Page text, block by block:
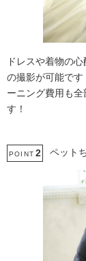
ドレスや着物の
の撮影が可能で
ーニング費用も
す！
POINT 2 ペット